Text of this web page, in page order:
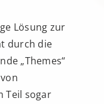
Lösung zur
durch die
„Themes“
Teil sogar